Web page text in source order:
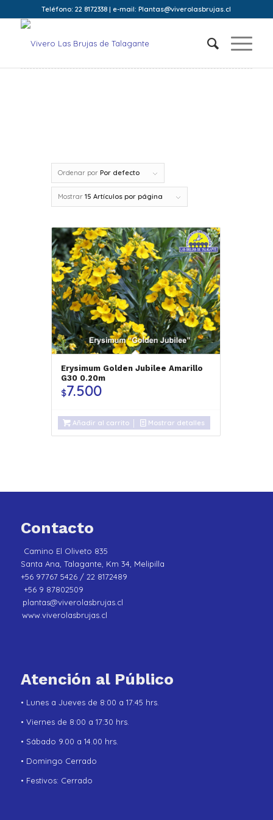
Teléfono: 22 8172338 | e-mail: Plantas@viverolasbrujas.cl
Ordenar por Por defecto
Mostrar 15 Artículos por página
Erysimum Golden Jubilee Amarillo
G30 0.20m
$7.500
Añadir al carrito Mostrar detalles
Contacto
Camino El Oliveto 835
Santa Ana, Talagante, Km 34, Melipilla
+56 97767 5426 / 22 8172489
+56 9 87802509
plantas@viverolasbrujas.cl
www.viverolasbrujas.cl
Atención al Público
• Lunes a Jueves de 8:00 a 17:45 hrs.
• Viernes de 8:00 a 17:30 hrs.
• Sábado 9.00 a 14.00 hrs.
• Domingo Cerrado
• Festivos: Cerrado